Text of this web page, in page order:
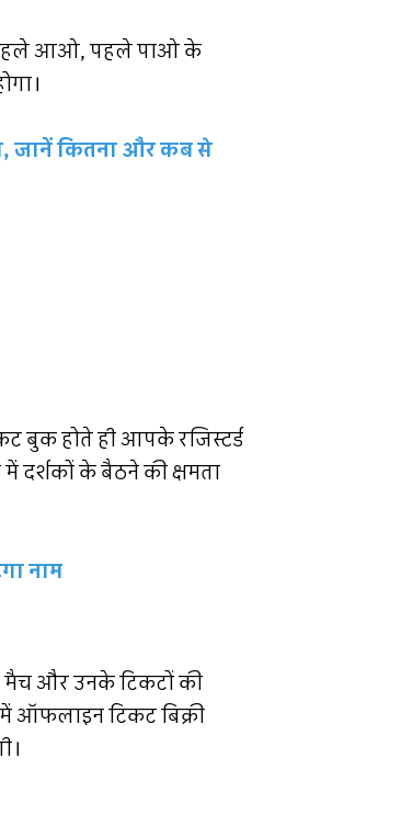
पहले आओ, पहले पाओ के
जानें कितना और कब से
बुक होते ही आपके रजिस्टर्ड
दर्शकों के बैठने की क्षमता
नाम
मैच और उनके टिकटों की
में ऑफलाइन टिकट बिक्री